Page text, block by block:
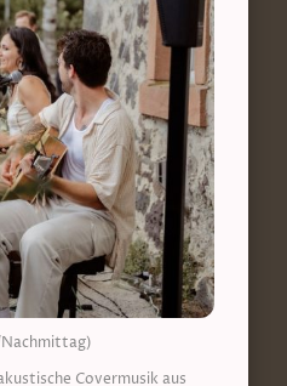
Covermusik aus